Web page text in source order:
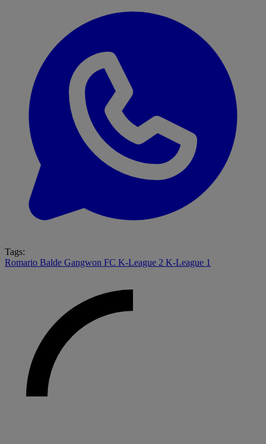
Tags:
Romario Balde Gangwon FC K-League 2 K-League 1